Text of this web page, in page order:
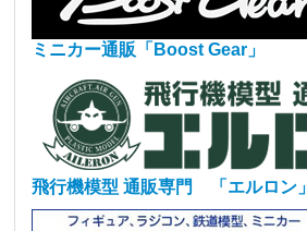
ミニカー通販「Boost Gear」
飛行機模型 通販専門 「エルロン」